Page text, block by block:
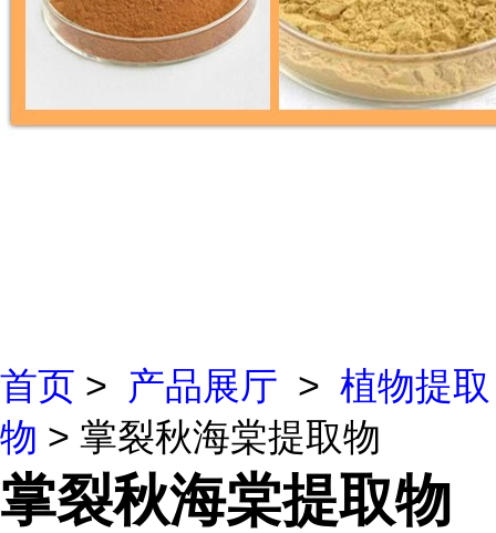
首页 > 产品展厅 > 植物提取
物 > 掌裂秋海棠提取物
掌裂秋海棠提取物